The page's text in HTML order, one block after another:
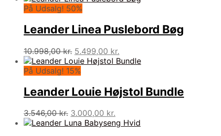
pris
13.898,00 kr..6.949,00 kr..
På Udsalg! 50%
Leander Linea Puslebord Bøg
10.998,00kr. Den
oprindelige
pris
10.998,00 kr..
5.499,00 kr.
aktuelle
5.499,00 kr..
På Udsalg! 15%
Leander Louie Højstol Bundle
3.546,00kr. Den
oprindelige
3.000,00 kr.
aktuelle